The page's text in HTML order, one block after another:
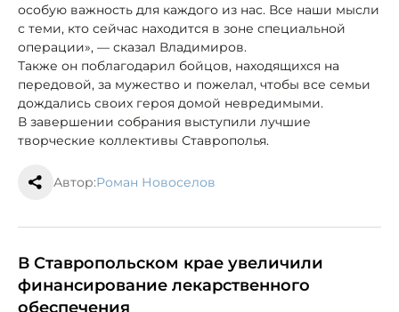
особую важность для каждого из нас. Все наши мысли
с теми, кто сейчас находится в зоне специальной
операции», — сказал Владимиров.
Также он поблагодарил бойцов, находящихся на
передовой, за мужество и пожелал, чтобы все семьи
дождались своих героя домой невредимыми.
В завершении собрания выступили лучшие
творческие коллективы Ставрополья.
Автор:Роман Новоселов
В Ставропольском крае увеличили
финансирование лекарственного
обеспечения